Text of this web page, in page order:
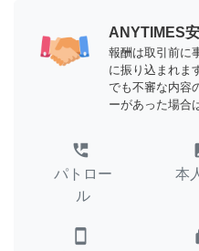
ANYTIMES
報酬は取引前に
に振り込まれま
でも不審な内容
ーがあった場合
perm_phone_msg
パトロー
ル
本
smartphone